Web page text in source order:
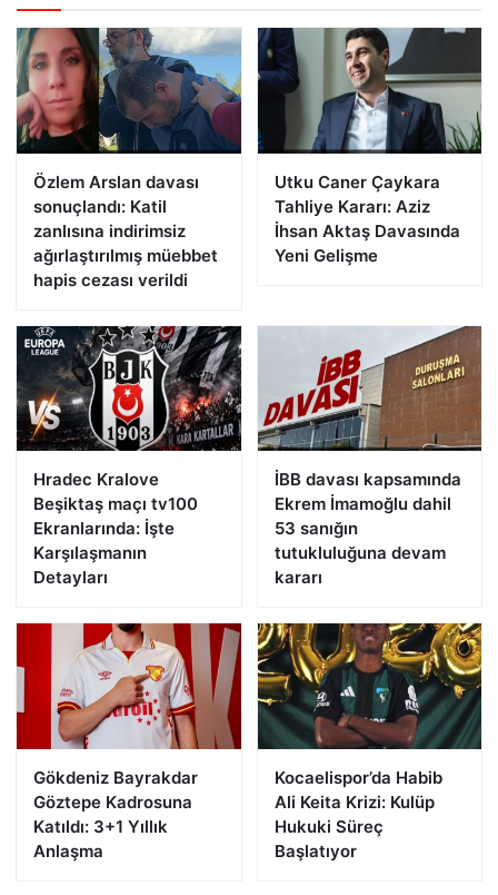
Özlem Arslan davası
sonuçlandı: Katil
zanlısına indirimsiz
ağırlaştırılmış müebbet
hapis cezası verildi
Utku Caner Çaykara
Tahliye Kararı: Aziz
İhsan Aktaş Davasında
Yeni Gelişme
Hradec Kralove
Beşiktaş maçı tv100
Ekranlarında: İşte
Karşılaşmanın
Detayları
İBB davası kapsamında
Ekrem İmamoğlu dahil
53 sanığın
tutukluluğuna devam
kararı
Gökdeniz Bayrakdar
Göztepe Kadrosuna
Katıldı: 3+1 Yıllık
Anlaşma
Kocaelispor’da Habib
Ali Keita Krizi: Kulüp
Hukuki Süreç
Başlatıyor